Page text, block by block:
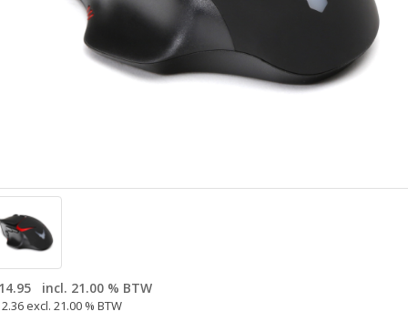
incl. 21.00 % BTW
excl. 21.00 % BTW